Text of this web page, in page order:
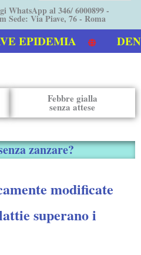
WhatsApp al 346/ 6000899 -
Sede: Via Piave, 76 - Roma
EPIDEMIA
Febbre gialla
senza attese
zanzare?
modificate
superano i